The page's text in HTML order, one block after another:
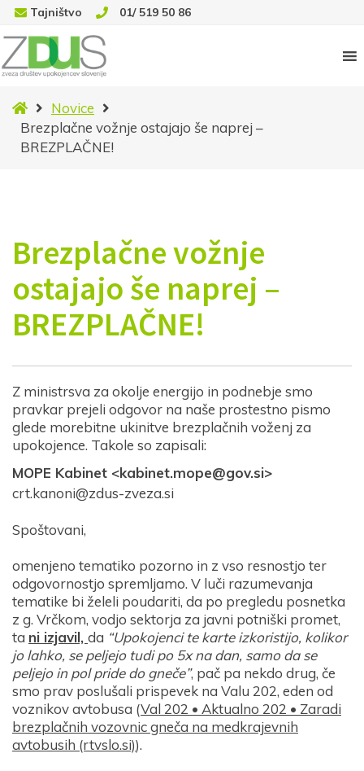
Tajništvo 01/ 519 50 86
DomovNovice
Brezplačne vožnje ostajajo še naprej –
BREZPLAČNE!
Brezplačne vožnje
ostajajo še naprej –
BREZPLAČNE!
Z ministrsva za okolje energijo in podnebje smo
pravkar prejeli odgovor na naše prostestno pismo
glede morebitne ukinitve brezplačnih voženj za
upokojence. Takole so zapisali:
MOPE Kabinet <kabinet.mope@gov.si>
crt.kanoni@zdus-zveza.si
Spoštovani,
omenjeno tematiko pozorno in z vso resnostjo ter
odgovornostjo spremljamo. V luči razumevanja
tematike bi želeli poudariti, da po pregledu posnetka
z g. Vrčkom, vodjo sektorja za javni potniški promet,
ta ni izjavil, da “Upokojenci te karte izkoristijo, kolikor
jo lahko, se peljejo tudi po 5x na dan, samo da se
peljejo in pol pride do gneče”, pač pa nekdo drug, če
smo prav poslušali prispevek na Valu 202, eden od
voznikov avtobusa (Val 202 • Aktualno 202 • Zaradi
brezplačnih vozovnic gneča na medkrajevnih
avtobusih (rtvslo.si)).